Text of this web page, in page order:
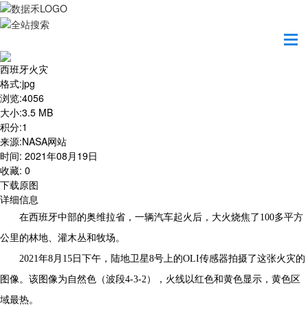
西班牙火灾
格式:jpg
浏览:4056
大小:3.5 MB
积分:1
来源:NASA网站
时间: 2021年08月19日
收藏: 0
下载原图
详细信息
在西班牙中部的奥维拉省，一辆汽车起火后，大火烧焦了100多平方
公里的林地、灌木丛和牧场。
2021年8月15日下午，陆地卫星8号上的OLI传感器拍摄了这张火灾的
图像。该图像为自然色（波段4-3-2），火线以红色和黄色显示，黄色区
域最热。